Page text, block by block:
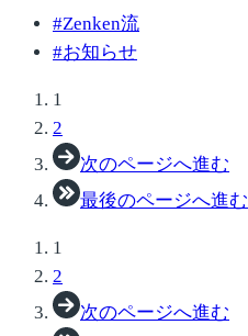
#Zenken流
#お知らせ
1
2
次のページへ進む
最後のページへ進む
1
2
次のページへ進む